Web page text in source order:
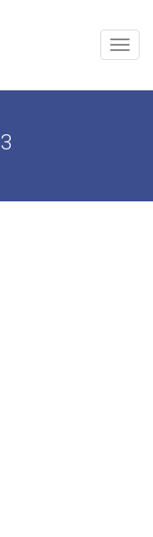
Menu